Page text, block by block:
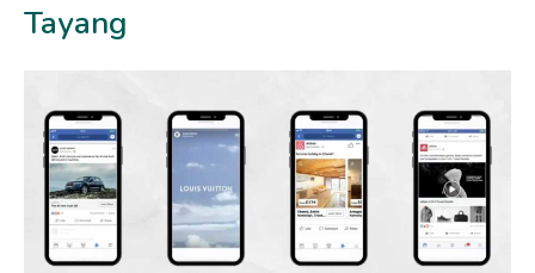
Tayang